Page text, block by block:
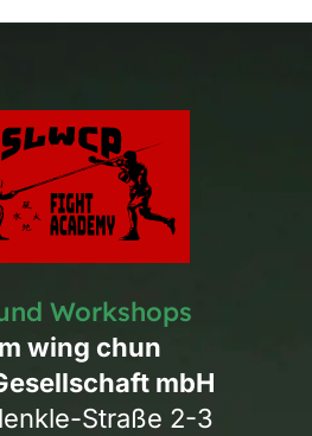
Workshops
wing chun
mbH
Straße 2-3